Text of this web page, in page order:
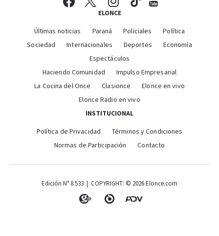
ELONCE
Últimas noticias Paraná Policiales
Política
Sociedad
Internacionales Deportes
Economía
Espectáculos
Haciendo Comunidad
Impulso Empresarial
La Cocina del Once
Clasionce
Elonce en vivo
Elonce Radio en vivo
INSTITUCIONAL
Política de Privacidad
Términos y Condiciones
Normas de Participación
Contacto
Edición N° 8.533 | COPYRIGHT: © 2026 Elonce.com